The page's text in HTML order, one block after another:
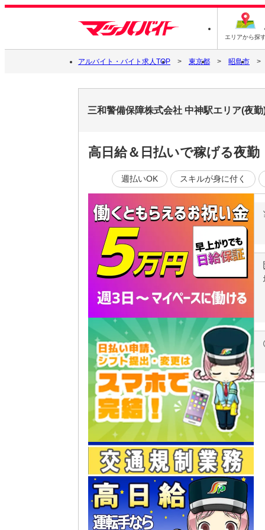
エリアから探
アルバイト・バイト求人TOP 東京都 昭島市
三和警備保障株式会社 中神駅エリア(夜
高日給＆日払いで稼げる夜
週払いOK スキルが身に付く